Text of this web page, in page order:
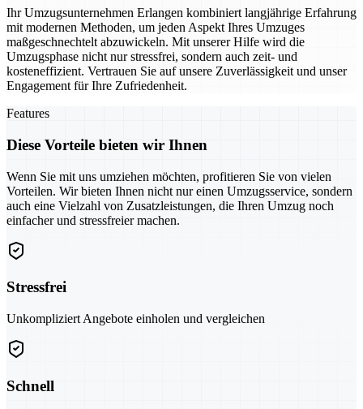
Ihr Umzugsunternehmen Erlangen kombiniert langjährige Erfahrung
mit modernen Methoden, um jeden Aspekt Ihres Umzuges
maßgeschnechtelt abzuwickeln. Mit unserer Hilfe wird die
Umzugsphase nicht nur stressfrei, sondern auch zeit- und
kosteneffizient. Vertrauen Sie auf unsere Zuverlässigkeit und unser
Engagement für Ihre Zufriedenheit.
Features
Diese Vorteile bieten wir Ihnen
Wenn Sie mit uns umziehen möchten, profitieren Sie von vielen
Vorteilen. Wir bieten Ihnen nicht nur einen Umzugsservice, sondern
auch eine Vielzahl von Zusatzleistungen, die Ihren Umzug noch
einfacher und stressfreier machen.
Stressfrei
Unkompliziert Angebote einholen und vergleichen
Schnell